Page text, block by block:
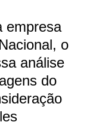
empresa
o
análise
do